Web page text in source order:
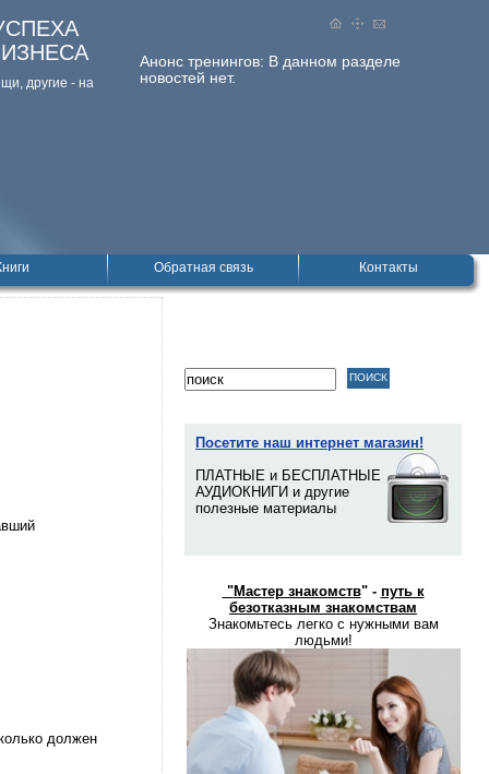
Анонс тренингов: В данном разделе
новостей нет.
дpугие - на
Обратная связь Контакты
должен
Посетите наш интернет магазин!
ПЛАТНЫЕ и БЕСПЛАТНЫЕ
АУДИОКНИГИ и другие
полезные материалы
"Мастер знакомств" - путь к
безотказным знакомствам
Знакомьтесь легко с нужными вам
людьми!